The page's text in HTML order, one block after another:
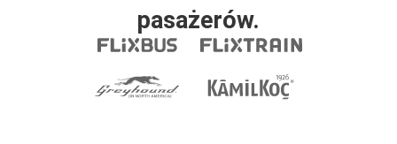
pasażerów.